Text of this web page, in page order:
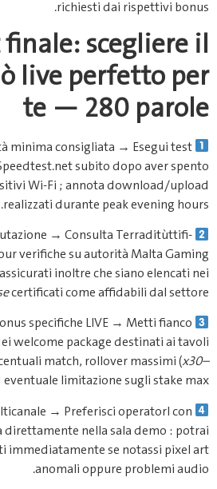
Checklist
casinò
te
Verifica velocità minima
personalizzato usando
tutti gli altri dispositivi
realizzati
Controllo licenze & reputazione
lmmfilmfestival­Org pour
Authority o UKGC ; assicurati
migliori siti scommesse
Confronto offerte bonus
tabella comparativa dei
Real‑Time ; valuta percentuali
x40) ed eventuale
Supporto clienti multicanale
chat video integrata
chiedere chiarimenti